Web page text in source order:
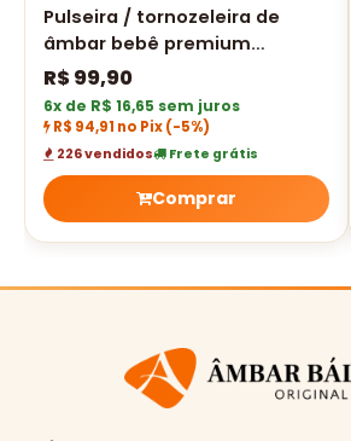
Pulseira / tornozeleira de
âmbar bebê premium
barroco limão e turquesa
polido - 14 cm
R$99,90
6x de R$ 16,65 sem juros
R$ 94,91 no Pix(-5%)
226 vendidos Frete grátis
Comprar